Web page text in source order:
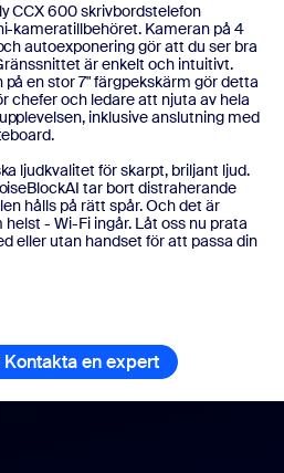
CCX 600 skrivbordstelefon
kameratillbehöret. Kameran på 4
autoexponering gör att du ser bra
är enkelt och intuitivt.
en stor 7" färgpekskärm gör detta
chefer och ledare att njuta av hela
inklusive anslutning med
ljudkvalitet för skarpt, briljant ljud.
tar bort distraherande
hålls på rätt spår. Och det är
- Wi-Fi ingår. Låt oss nu prata
eller utan handset för att passa din
en expert Har du några